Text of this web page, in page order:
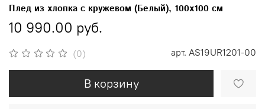
(0) арт. AS19UR1201-00
Плед из хлопка с кружевом (Белый), 100х100 см
10 990.00 руб.
В корзину